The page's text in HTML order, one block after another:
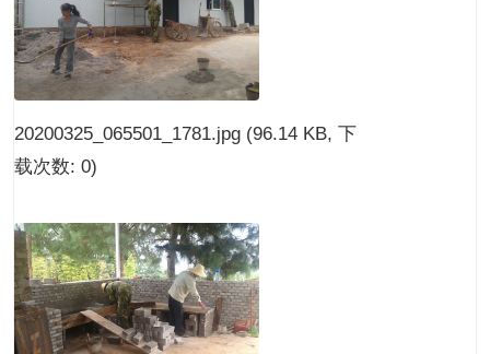
20200325_065501_1781.jpg (96.14 KB, 下
载次数: 0)